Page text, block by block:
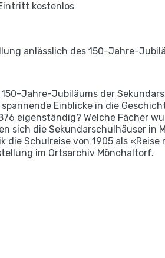
kostenlos
anlässlich des 150-Jahre-
Jahre-Jubiläums der
Einblicke in die
eigenständig? Welche Fächer
sich die Sekundarschulhäuser in
die Schulreise von 1905 als
im Ortsarchiv Mönchaltorf.